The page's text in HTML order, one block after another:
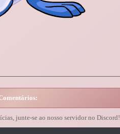
junte-se ao nosso servidor no Discord!